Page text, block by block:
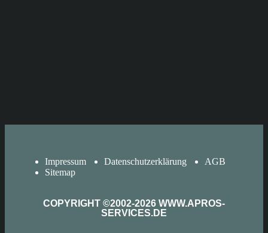
Impressum Datenschutzerklärung
AGB
Sitemap
COPYRIGHT ©2002-2026 WWW.APROS-
SERVICES.DE